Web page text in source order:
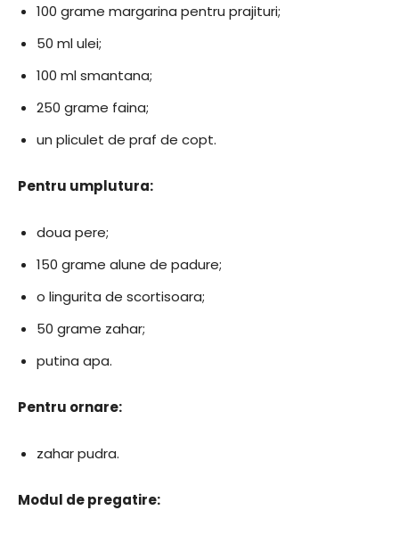
100 grame margarina pentru prajituri;
50 ml ulei;
100 ml smantana;
250 grame faina;
un pliculet de praf de copt.
Pentru umplutura:
doua pere;
150 grame alune de padure;
o lingurita de scortisoara;
50 grame zahar;
putina apa.
Pentru ornare:
zahar pudra.
Modul de pregatire: